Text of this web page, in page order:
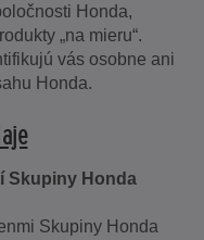
Honda,
„na mieru“.
vás osobne ani
Honda.
Skupiny Honda
Skupiny Honda